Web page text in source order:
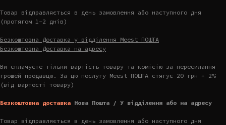
Товар відправляється в день замовлення або наступного дня
(протягом 1-2 днів)
Безкоштовна Доставка у відділення Meest ПОШТА
Безкоштовна Доставка на адресу
Ви сплачуєте тільки вартість товару та комісію за пересилання
грошей продавцю. За цю послугу Meest ПОШТА стягує 20 грн + 2%
(від вартості товару)
Безкоштовна доставка Нова Пошта / У відділення або на адресу
Товар відправляється в день замовлення або наступного дня